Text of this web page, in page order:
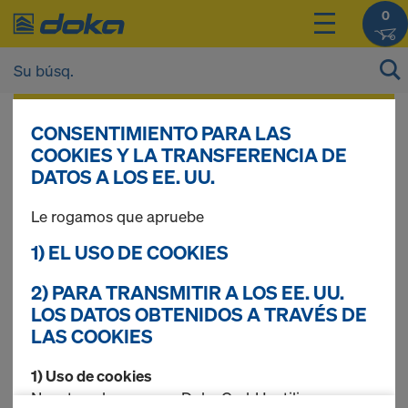
0
sus productos.
Tablero de
encofrado 3-SO
CONSENTIMIENTO PARA LAS
COOKIES Y LA TRANSFERENCIA DE
DATOS A LOS EE. UU.
Le rogamos que apruebe
1) EL USO DE COOKIES
2) PARA TRANSMITIR A LOS EE. UU.
LOS DATOS OBTENIDOS A TRAVÉS DE
LAS COOKIES
1) Uso de cookies
Nosotros, la empresa Doka GmbH, utilizamos